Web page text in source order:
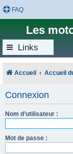
FAQ
Les
Links
Accueil Accueil
Connexion
Nom d’utilisateur :
Mot de passe :